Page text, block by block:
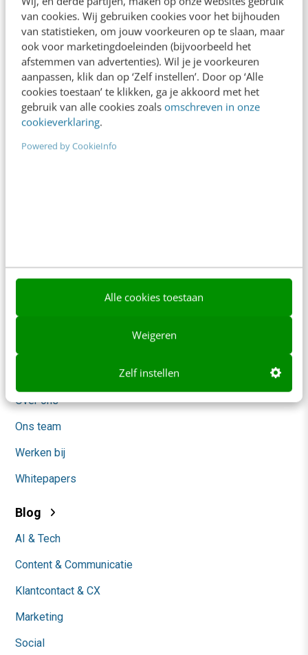
van cookies. Wij gebruiken cookies voor het bijhouden
van statistieken, om jouw voorkeuren op te slaan, maar
ook voor marketingdoeleinden (bijvoorbeeld het
afstemmen van advertenties). Wil je je voorkeuren
aanpassen, klik dan op ‘Zelf instellen’. Door op ‘Alle
cookies toestaan’ te klikken, ga je akkoord met het
gebruik van alle cookies zoals omschreven in onze
cookieverklaring.
Powered by CookieInfo
Alle cookies toestaan
Weigeren
Zelf instellen
direct.
Meer weten
Adverteren
Contact
Over ons
Ons team
Werken bij
Whitepapers
Blog
AI & Tech
Content & Communicatie
Klantcontact & CX
Marketing
Social